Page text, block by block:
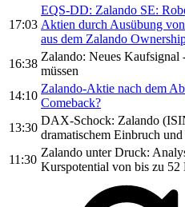
17:03
EQS-DD: Zalando SE:
Aktien durch Ausübung
aus dem Zalando
16:38
Zalando: Neues Kaufsignal
müssen
14:10
Zalando-Aktie nach dem
Comeback?
13:30
DAX-Schock: Zalando
dramatischem Einbruch
11:30
Zalando unter Druck:
Kurspotential von bis zu 52